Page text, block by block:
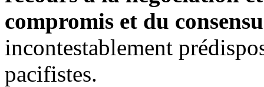
compromis et du
incontestablement
pacifistes.